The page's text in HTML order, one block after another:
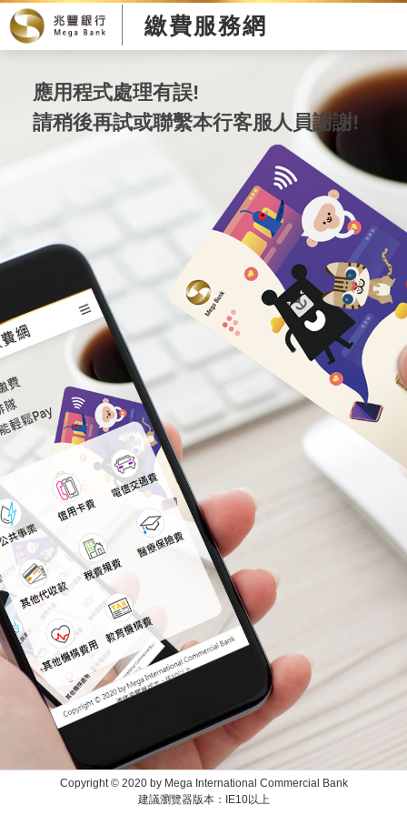
繳費服務網
應用程式處理有誤!
請稍後再試或聯繫本行客服人員謝謝!
Copyright © 2020 by Mega International Commercial Bank
建議瀏覽器版本：IE10以上